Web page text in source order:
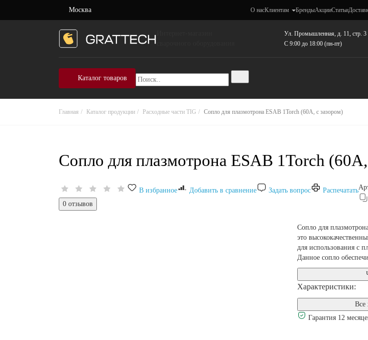
Москва О насКлиентам БрендыАкцииСтатьи
Ул. Промышленная, д. 11, стр. 3
C 9:00 до 18:00 (пн-пт)
Каталог товаров
Главная Каталог продукции Расходные части TIG Сопло для плазмотрона ESAB 1Torch (60А, с зазором)
Сопло для плазмотрона ESAB 1Torch
0 отзывов
В избранное Добавить в сравнение Задать вопрос Распечатать
Сопло для
это
для использования с
Данное сопло
Характеристики:
Все
Гарантия 12